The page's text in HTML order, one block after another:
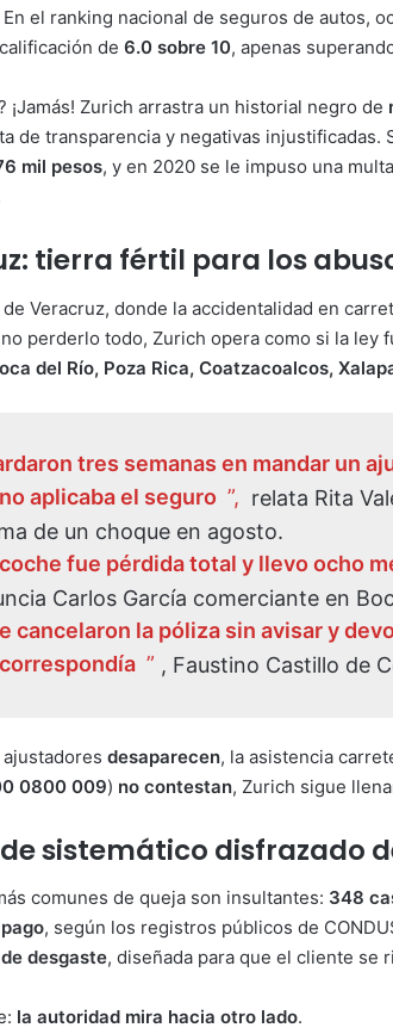
el ranking nacional de seguros de autos,
de 6.0 sobre 10, apenas
¡Jamás! Zurich arrastra un historial negro de
de transparencia y negativas
mil pesos, y en 2020 se le impuso una
tierra fértil para los
Veracruz, donde la accidentalidad en
perderlo todo, Zurich opera como si la ley
del Río, Poza Rica, Coatzacoalcos,
tres semanas en mandar un
aplicaba el seguro ”, relata Rita
de un choque en agosto.
fue pérdida total y llevo ocho
Carlos García comerciante en
cancelaron la póliza sin avisar y
” , Faustino Castillo de
desaparecen, la asistencia
0800 009) no contestan, Zurich sigue
sistemático disfrazado
comunes de queja son insultantes: 348
, según los registros públicos de
desgaste, diseñada para que el cliente se
la autoridad mira hacia otro lado.